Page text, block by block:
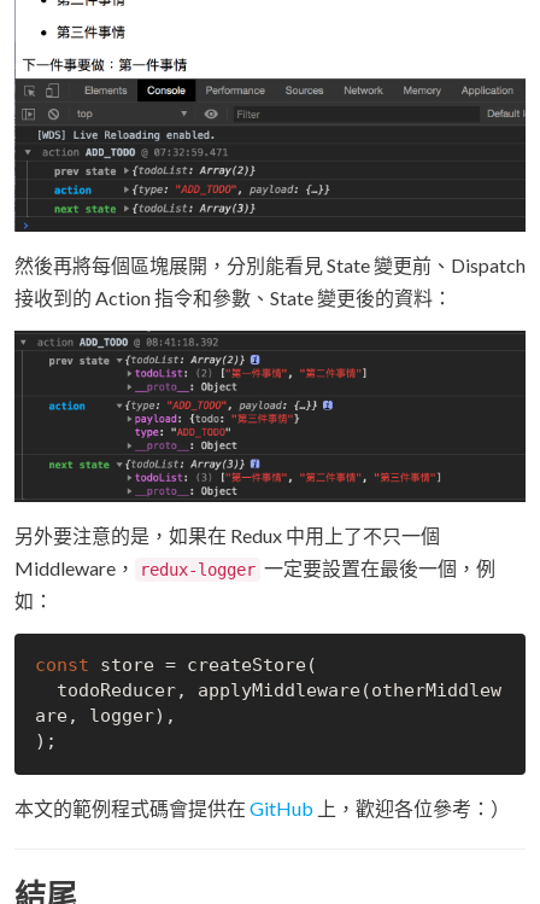
然後再將每個區塊展開，分別能看見 State 變更前、Dispatch
接收到的 Action 指令和參數、State 變更後的資料：
另外要注意的是，如果在 Redux 中用上了不只一個
Middleware，
redux-logger 一定要設置在最後一個，例
如：
const store = createStore(
are, logger),
本文的範例程式碼會提供在 GitHub 上，歡迎各位參考：）
結尾